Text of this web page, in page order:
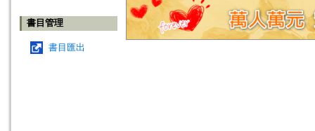
書目管理
書目匯出